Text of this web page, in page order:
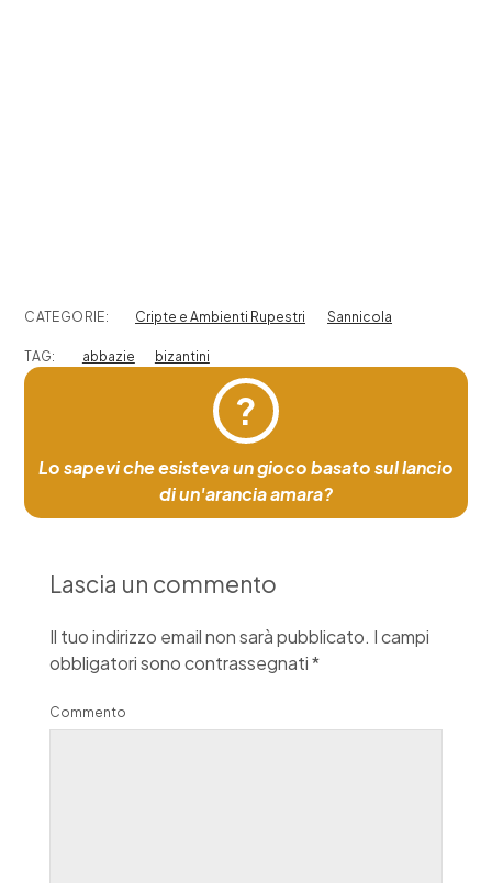
CATEGORIE: Cripte e Ambienti Rupestri Sannicola
TAG: abbazie bizantini
?
Lo sapevi che esisteva un gioco basato sul lancio
di un'arancia amara?
Lascia un commento
Il tuo indirizzo email non sarà pubblicato. I campi
obbligatori sono contrassegnati*
Commento